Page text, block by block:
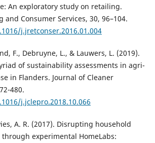
An exploratory study on retailing.
and Consumer Services, 30, 96–104.
j.jretconser.2016.01.004
F., Debruyne, L., & Lauwers, L. (2019).
of sustainability assessments in agri-
in Flanders. Journal of Cleaner
480.
j.jclepro.2018.10.066
A. R. (2017). Disrupting household
experimental HomeLabs: